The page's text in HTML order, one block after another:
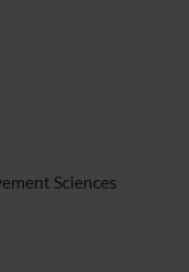
Sciences